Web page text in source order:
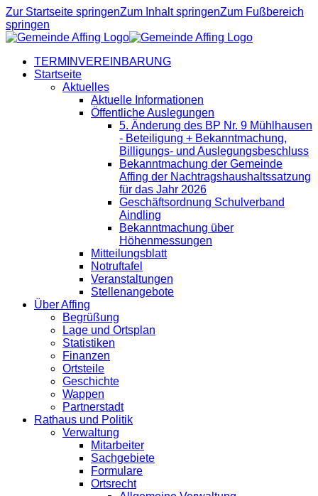
Zur Startseite springenZum Inhalt springenZum Fußbereich
springen
TERMINVEREINBARUNG
Startseite
Aktuelles
Aktuelle Informationen
Öffentliche Auslegungen
5. Änderung des BP Nr. 9 Mühlhausen
- Beteiligung + Bekanntmachung,
Billigungs- und Auslegungsbeschluss
Bekanntmachung der Gemeinde
Affing der Nachtragshaushaltssatzung
für das Jahr 2026
Geschäftsordnung Schulverband
Aindling
Bekanntmachung über
Höhenmessungen
Mitteilungsblatt
Notruftafel
Veranstaltungen
Stellenangebote
Über Affing
Begrüßung
Lage und Ortsplan
Statistiken
Finanzen
Ortsteile
Geschichte
Wappen
Partnerstadt
Rathaus und Politik
Verwaltung
Mitarbeiter
Sachgebiete
Formulare
Ortsrecht